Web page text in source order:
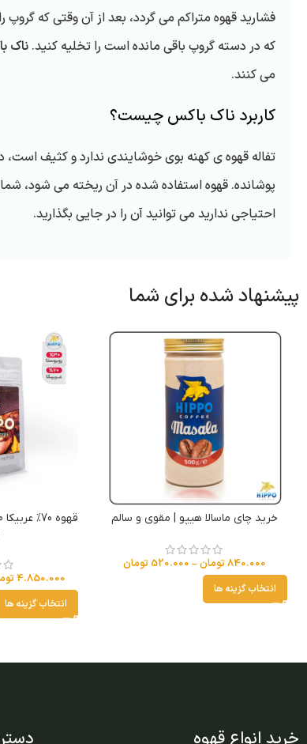
فشارید قهوه متراکم می گردد، بعد از آن وقتی که
که در دسته گروپ باقی مانده است را تخلیه کنید. ناک
می کنند.
کاربرد ناک باکس چیست؟
تفاله قهوه ی کهنه بوی خوشایندی ندارد و کثیف
پوشانده. قهوه استفاده شده در آن ریخته می شود، شما
احتیاجی ندارید می توانید آن را در جایی بگذارید.
پیشنهاد شده برای شما
خرید چای ماسالا هیپو | مقوی و سالم
840.000تومان–
520.000 تومان
انتخاب گزینه ها
4.850.000
انتخاب گزینه ها
خرید انواع قهوه